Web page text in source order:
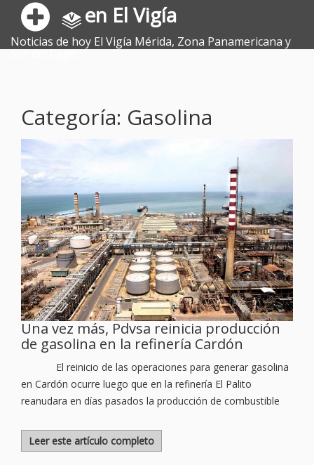
en El Vigía
Noticias de hoy El Vigía Mérida, Zona Panamericana y
Sur del Lago.
Categoría: Gasolina
Una vez más, Pdvsa reinicia producción
de gasolina en la refinería Cardón
El reinicio de las operaciones para generar gasolina
en Cardón ocurre luego que en la refinería El Palito
reanudara en días pasados la producción de combustible
Leer este artículo completo